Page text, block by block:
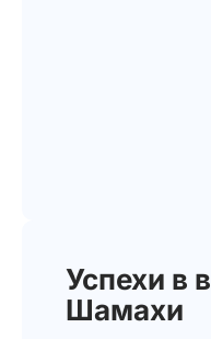
Успехи в
Шамахи